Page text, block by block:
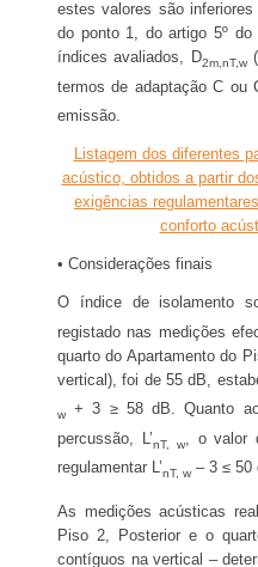
estes valores são
do ponto 1, do artigo 5º
índices avaliados, D2m,nT,w
termos de adaptação C ou
emissão.
Listagem dos diferentes
acústico, obtidos a partir
exigências
conforto
• Considerações finais
O índice de isolamento
registado nas medições
quarto do Apartamento do
vertical), foi de 55 dB,
w
+ 3 ≥ 58 dB. Quanto
percussão, L’nT, w
, o valor
regulamentar L’nT, w – 3 ≤ 50
As medições acústicas
Piso 2, Posterior e o
contíguos na vertical –